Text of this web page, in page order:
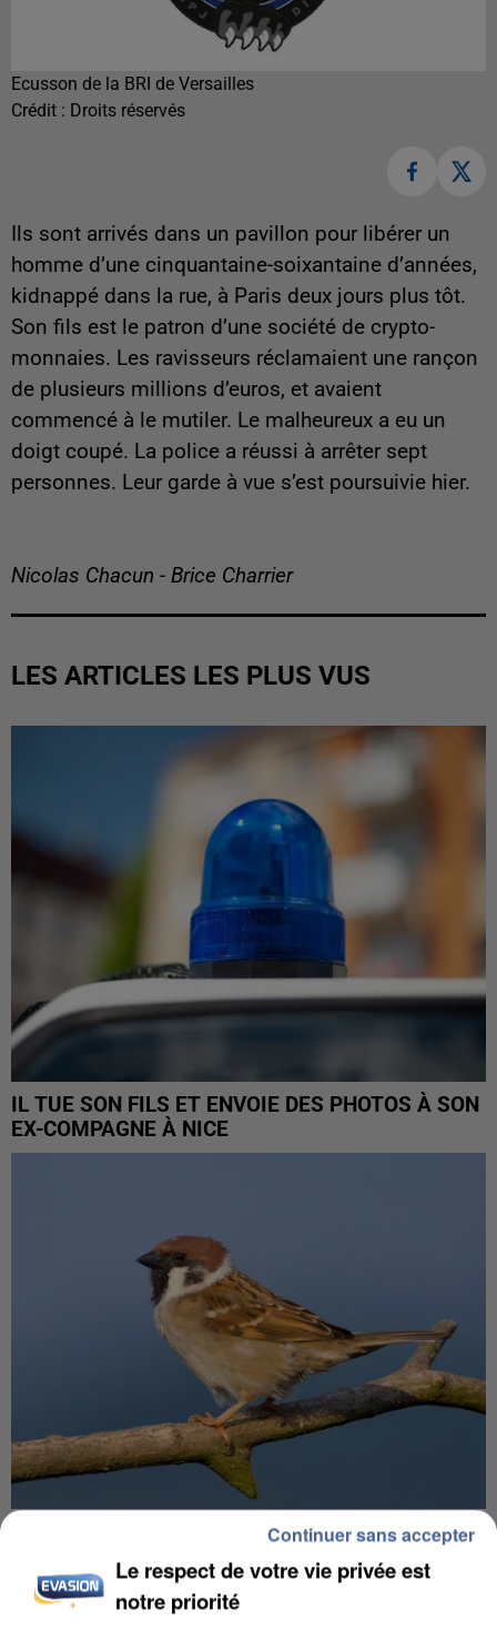
Ecusson de la BRI de Versailles
Crédit : Droits réservés
Ils sont arrivés dans un pavillon pour libérer un
homme d’une cinquantaine-soixantaine d’années,
kidnappé dans la rue, à Paris deux jours plus tôt.
Son fils est le patron d’une société de crypto-
monnaies. Les ravisseurs réclamaient une rançon
de plusieurs millions d’euros, et avaient
commencé à le mutiler. Le malheureux a eu un
doigt coupé. La police a réussi à arrêter sept
personnes. Leur garde à vue s’est poursuivie hier.
Nicolas Chacun - Brice Charrier
LES ARTICLES LES PLUS VUS
IL TUE SON FILS ET ENVOIE DES PHOTOS À SON
EX-COMPAGNE À NICE
APRÈS TOUTES CES CANICULES, LES REFUGES
DE FAUNE SAUVAGE SONT...
Le respect de votre vie privée est
notre priorité
Continuer sans accepter